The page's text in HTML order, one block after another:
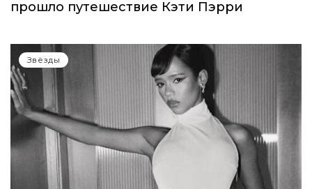
прошло путешествие Кэти Пэрри
Звёзды